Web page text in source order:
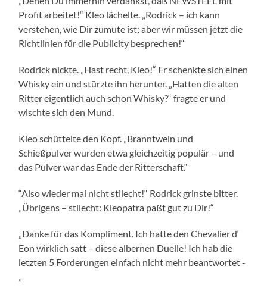
Profit arbeitet!“ Kleo lächelte. „Rodrick – ich kann
verstehen, wie Dir zumute ist; aber wir müssen jetzt die
Richtlinien für die Publicity besprechen!“
Rodrick nickte. „Hast recht, Kleo!“ Er schenkte sich einen
Whisky ein und stürzte ihn herunter. „Hatten die alten
Ritter eigentlich auch schon Whisky?“ fragte er und
wischte sich den Mund.
Kleo schüttelte den Kopf. „Branntwein und
Schießpulver wurden etwa gleichzeitig populär – und
das Pulver war das Ende der Ritterschaft.“
“Also wieder mal nicht stilecht!“ Rodrick grinste bitter.
„Übrigens – stilecht: Kleopatra paßt gut zu Dir!“
„Danke für das Kompliment. Ich hatte den Chevalier d‘
Eon wirklich satt – diese albernen Duelle! Ich hab die
letzten 5 Forderungen einfach nicht mehr beantwortet -